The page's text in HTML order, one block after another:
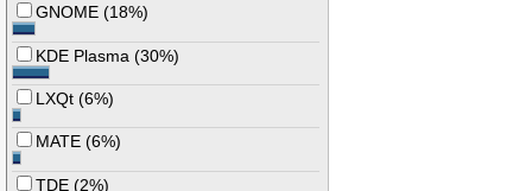
GNOME (18%)
KDE Plasma (30%)
LXQt (6%)
MATE (6%)
TDE (2%)